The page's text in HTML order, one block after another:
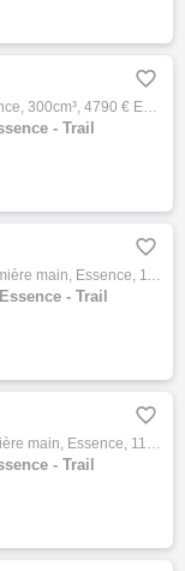

Crf, 08/2021, 913 km, Essence, 300cm³, 4790 € Equipements : HONDA CRF 300 BIKEPARC72 VOUS PROPOSE UNE MAGNIFIQUE HONDA CRF 300 L DE SERIE :…
- Trail

Crf, 03/2024, 7800 km, Première main, Essence, 1100cm³, Couleur noir, 13490 € Equipements : ABS,Anti-patinage,Béquille centrale,Indicateur …
- Trail

Crf, 02/2026, 399 km, Première main, Essence, 1100cm³, Couleur rouge, 16990 € Equipements : ABS,Assurance sur place,Financement & Assurance…
- Trail